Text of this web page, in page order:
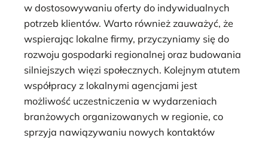
w dostosowywaniu oferty do indywidualnych
potrzeb klientów. Warto również zauważyć, że
wspierając lokalne firmy, przyczyniamy się do
rozwoju gospodarki regionalnej oraz budowania
silniejszych więzi społecznych. Kolejnym atutem
współpracy z lokalnymi agencjami jest
możliwość uczestniczenia w wydarzeniach
branżowych organizowanych w regionie, co
sprzyja nawiązywaniu nowych kontaktów